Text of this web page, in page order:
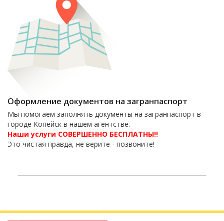
Оформление документов на загранпаспорт
Мы помогаем заполнять документы на загранпаспорт в
городе Копейск в нашем агентстве.
Наши услуги СОВЕРШЕННО БЕСПЛАТНЫ!!
Это чистая правда, не верите - позвоните!